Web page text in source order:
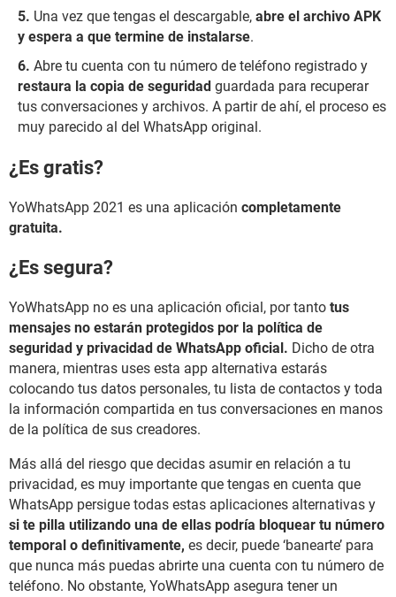
Una vez que tengas el descargable, abre el archivo APK
y espera a que termine de instalarse.
Abre tu cuenta con tu número de teléfono registrado y
restaura la copia de seguridad guardada para recuperar
tus conversaciones y archivos. A partir de ahí, el proceso es
muy parecido al del WhatsApp original.
¿Es gratis?
YoWhatsApp 2021 es una aplicación completamente
gratuita.
¿Es segura?
YoWhatsApp no es una aplicación oficial, por tanto tus
mensajes no estarán protegidos por la política de
seguridad y privacidad de WhatsApp oficial. Dicho de otra
manera, mientras uses esta app alternativa estarás
colocando tus datos personales, tu lista de contactos y toda
la información compartida en tus conversaciones en manos
de la política de sus creadores.
Más allá del riesgo que decidas asumir en relación a tu
privacidad, es muy importante que tengas en cuenta que
WhatsApp persigue todas estas aplicaciones alternativas y
si te pilla utilizando una de ellas podría bloquear tu número
temporal o definitivamente, es decir, puede ‘banearte’ para
que nunca más puedas abrirte una cuenta con tu número de
teléfono. No obstante, YoWhatsApp asegura tener un